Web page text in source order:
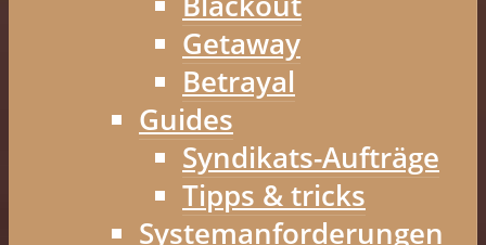
Getaway
Betrayal
Guides
Syndikats-Aufträge
Tipps & tricks
Systemanforderungen